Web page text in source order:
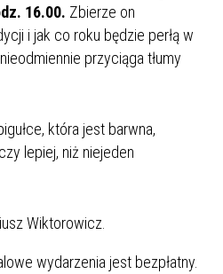
16.00. Zbierze on
i jak co roku będzie perłą w
przyciąga tłumy
która jest barwna,
lepiej, niż niejeden
Wiktorowicz.
wydarzenia jest bezpłatny.